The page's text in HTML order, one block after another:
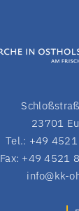
23701
Tel.: +49
Fax: +49 4521
info@kk-